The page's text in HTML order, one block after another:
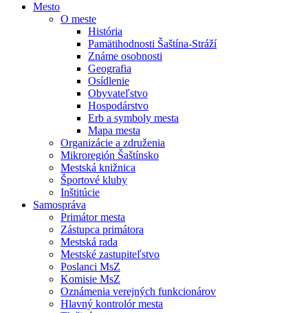
Mesto
O meste
História
Pamätihodnosti Šaštína-Stráží
Známe osobnosti
Geografia
Osídlenie
Obyvateľstvo
Hospodárstvo
Erb a symboly mesta
Mapa mesta
Organizácie a združenia
Mikroregión Šaštínsko
Mestská knižnica
Športové kluby
Inštitúcie
Samospráva
Primátor mesta
Zástupca primátora
Mestská rada
Mestské zastupiteľstvo
Poslanci MsZ
Komisie MsZ
Oznámenia verejných funkcionárov
Hlavný kontrolór mesta